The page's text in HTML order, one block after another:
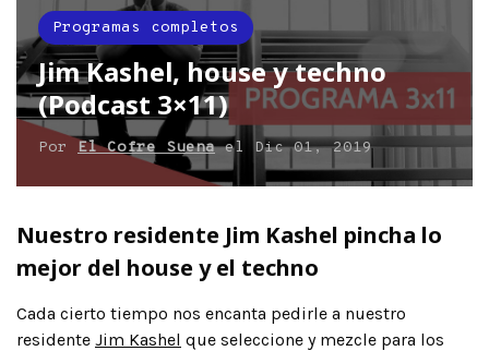
Programas completos
Jim Kashel, house y techno
(Podcast 3×11)
Por El Cofre Suenael Dic 01, 2019
Nuestro residente Jim Kashel pincha lo
mejor del house y el techno
Cada cierto tiempo nos encanta pedirle a nuestro
residente Jim Kashel que seleccione y mezcle para los